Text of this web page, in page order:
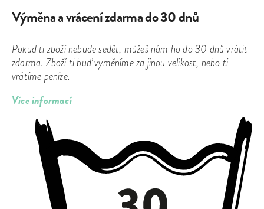
Výměna a vrácení zdarma do 30 dnů
Pokud ti zboží nebude sedět, můžeš nám ho do 30 dnů vrátit
zdarma. Zboží ti buď vyměníme za jinou velikost, nebo ti
vrátíme peníze.
Více informací